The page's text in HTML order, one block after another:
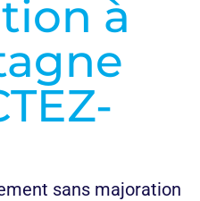
à
sans majoration